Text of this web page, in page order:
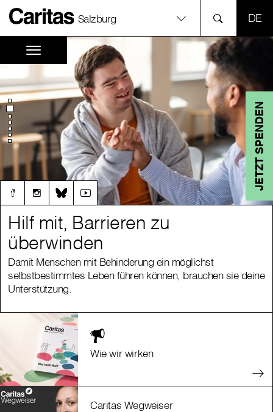
Salzburg
JETZT SPENDEN
Hilf mit, Barrieren zu
überwinden
Damit Menschen mit Behinderung ein möglichst
selbstbestimmtes Leben führen können, brauchen sie deine
Unterstützung.
Hilf mit, Barrieren zu
überwinden
Damit Menschen mit Behinderung ein möglichst
selbstbestimmtes Leben führen können, brauchen sie deine
Unterstützung.
Wie wir wirken
Caritas Wegweiser